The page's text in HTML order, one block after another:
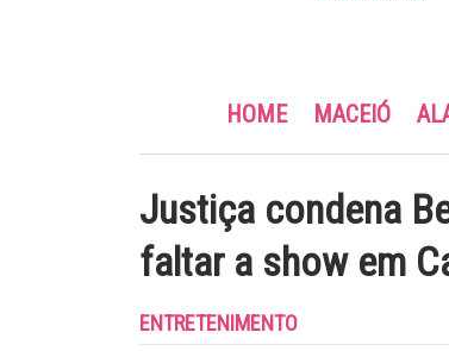
HOME MACEIÓ
Justiça condena
faltar a show em
ENTRETENIMENTO